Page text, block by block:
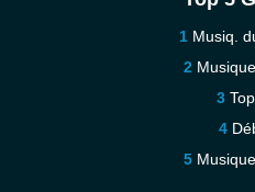
Musiq.